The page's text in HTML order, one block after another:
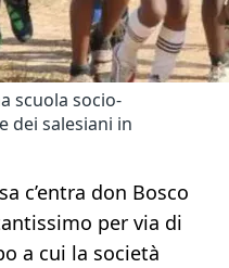
scuola socio-
dei salesiani in
c’entra don Bosco
per via di
a cui la società